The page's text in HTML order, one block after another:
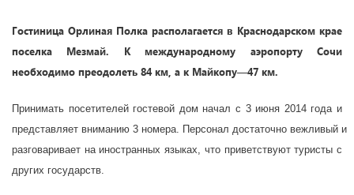
Гостиница Орлиная Полка располагается в Краснодарском крае
поселка Мезмай. К международному аэропорту Сочи
необходимо преодолеть 84 км, а к Майкопу—47 км.
Принимать посетителей гостевой дом начал с 3 июня 2014года и
представляет вниманию 3 номера. Персонал достаточно вежливый и
разговаривает на иностранных языках, что приветствуюттуристы с
других государств.